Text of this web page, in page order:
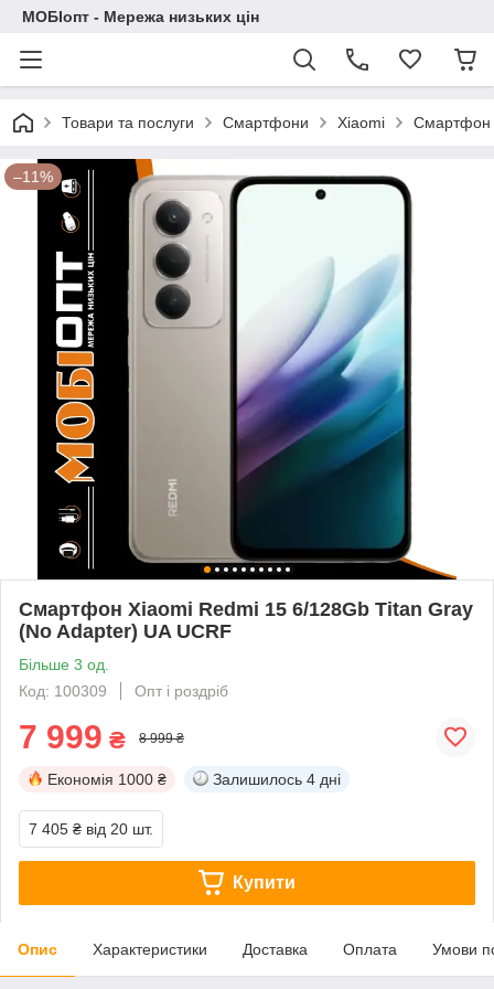
МОБІопт - Мережа низьких цін
Товари та послуги Смартфони Xiaomi Смартфон
–11%
Смартфон Xiaomi Redmi 15 6/128Gb Titan Gray
(No Adapter) UA UCRF
Більше 3 од.
Код: 100309
Опт і роздріб
7 999 ₴ 8 999 ₴
Економія 1000 ₴ Залишилось 4 дні
7 405 ₴ від 20 шт.
Купити
Опис Характеристики Доставка Оплата Умови